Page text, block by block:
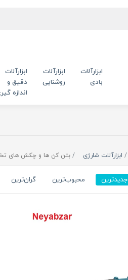
ابزارآلات
بادی
ابزارآلات
روشنایی
ابزارآلات
دقیق و
اندازه
ابزارآلات شارژی بتن کن ها و چکش های
جدیدترین محبوب‌ترین گران‌ترین